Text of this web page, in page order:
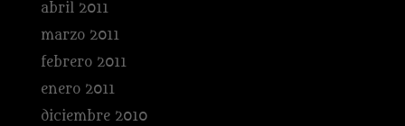
abril 2011
marzo 2011
febrero 2011
enero 2011
diciembre 2010